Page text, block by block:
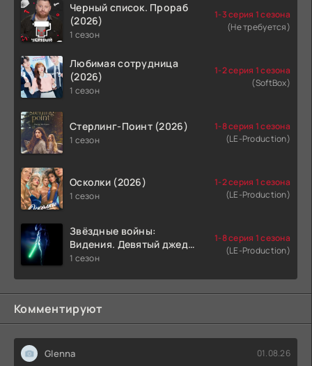
Черный список. Прораб
(2026)
1 сезон
1-3 серия 1 сезона
(Не требуется)
Любимая сотрудница
(2026)
1 сезон
1-2 серия 1 сезона
(SoftBox)
Стерлинг-Поинт (2026)
1 сезон
1-8 серия 1 сезона
(LE-Production)
Осколки (2026)
1 сезон
1-2 серия 1 сезона
(LE-Production)
Звёздные войны:
Видения. Девятый джедай
(2026)
1 сезон
1-8 серия 1 сезона
(LE-Production)
Комментируют
Glenna 01.08.26